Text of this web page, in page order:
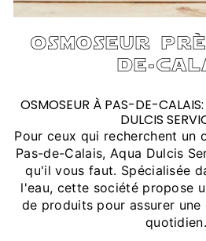
osmoseur
de-
OSMOSEUR À PAS-DE-
DULCIS
Pour ceux qui recherchent un
Pas-de-Calais, Aqua Dulcis
qu'il vous faut. Spécialisée
l'eau, cette société propose
de produits pour assurer une
quotidien.